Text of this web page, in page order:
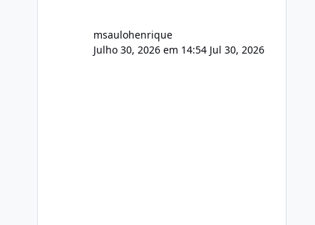
msaulohenrique
Julho 30, 2026 em 14:54 Jul 30, 2026